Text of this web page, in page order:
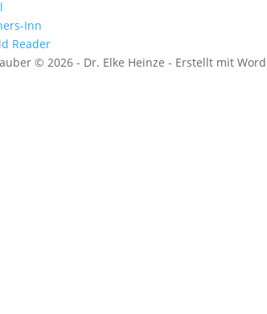
Inn
Reader
© 2026 - Dr. Elke Heinze - Erstellt mit